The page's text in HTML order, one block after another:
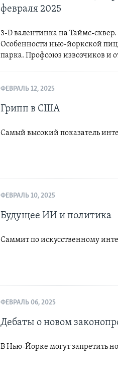
февраля 2025
3-D валентинка на Таймс-
Особенности нью-йоркской
парка. Профсоюз извозчиков и
ФЕВРАЛЬ 12, 2025
Грипп в США
Самый высокий показатель
ФЕВРАЛЬ 10, 2025
Будущее ИИ и политика
Саммит по искусственному
ФЕВРАЛЬ 06, 2025
Дебаты о новом
В Нью-Йорке могут запретить